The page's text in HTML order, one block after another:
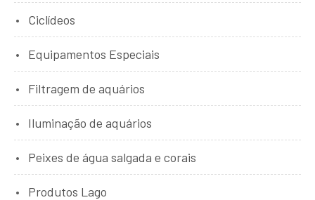
Ciclídeos
Equipamentos Especiais
Filtragem de aquários
Iluminação de aquários
Peixes de água salgada e corais
Produtos Lago